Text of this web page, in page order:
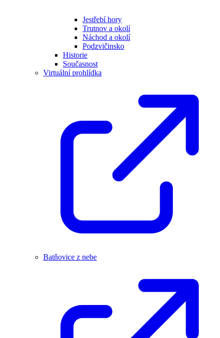
Jestřebí hory
Trutnov a okolí
Náchod a okolí
Podzvičinsko
Historie
Současnost
Virtuální prohlídka
Batňovice z nebe